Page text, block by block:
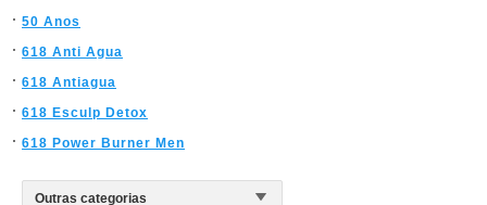
50 Anos
618 Anti Agua
618 Antiagua
618 Esculp Detox
618 Power Burner Men